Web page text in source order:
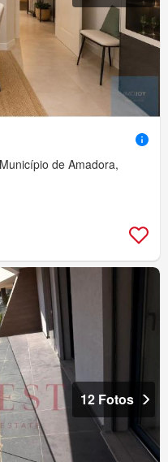
de Amadora,
12 Fotos